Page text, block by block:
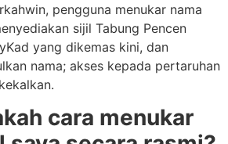
pengguna menukar nama
sijil Tabung Pencen
yang dikemas kini, dan
nama; akses kepada pertaruhan
cara menukar